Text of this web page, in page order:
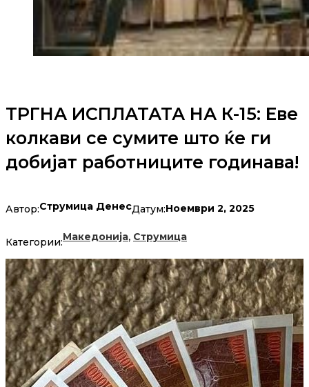
ТРГНА ИСПЛАТАТА НА К-15: Еве
колкави се сумите што ќе ги
добијат работниците годинава!
Автор:Струмица ДенесДатум:Ноември 2, 2025
Категории:Македонија, Струмица